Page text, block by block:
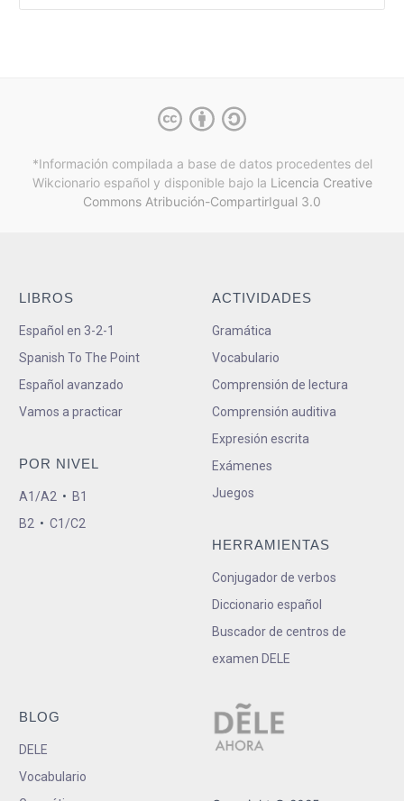
*Información compilada a base de datos procedentes del
Wikcionario español y disponible bajo la Licencia Creative
Commons Atribución-CompartirIgual 3.0
LIBROS
Español en 3-2-1
Spanish To The Point
Español avanzado
Vamos a practicar
POR NIVEL
A1/A2 • B1
B2 • C1/C2
ACTIVIDADES
Gramática
Vocabulario
Comprensión de lectura
Comprensión auditiva
Expresión escrita
Exámenes
Juegos
HERRAMIENTAS
Conjugador de verbos
Diccionario español
Buscador de centros de
examen DELE
BLOG
DELE
Vocabulario